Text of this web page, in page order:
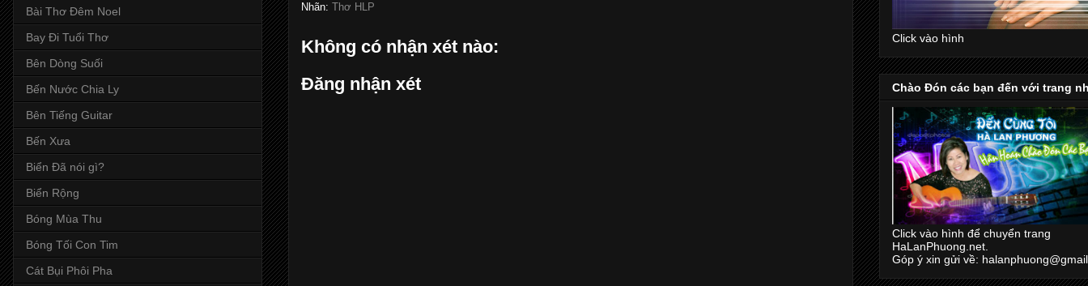
Nhãn: Thơ HLP
Không có nhận xét nào:
Đăng nhận xét
Bài Thơ Đêm Noel
Bay Đi Tuổi Thơ
Bên Dòng Suối
Bến Nước Chia Ly
Bên Tiếng Guitar
Bến Xưa
Biển Đã nói gì?
Biển Rộng
Bóng Mùa Thu
Bóng Tối Con Tim
Cát Bụi Phôi Pha
Click vào hình
Chào Đón các bạn đến với trang
Click vào hình để chuyển trang
HaLanPhuong.net.
Góp ý xin gửi về: